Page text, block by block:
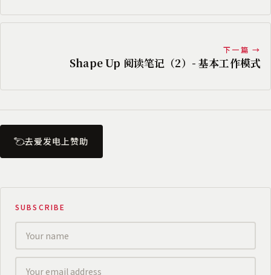
下一篇 →
Shape Up 阅读笔记（2）- 基本工作模式
去爱发电上赞助
SUBSCRIBE